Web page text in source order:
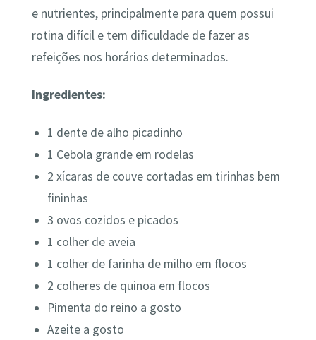
e nutrientes, principalmente para quem possui
rotina difícil e tem dificuldade de fazer as
refeições nos horários determinados.
Ingredientes:
1 dente de alho picadinho
1 Cebola grande em rodelas
2 xícaras de couve cortadas em tirinhas bem
fininhas
3 ovos cozidos e picados
1 colher de aveia
1 colher de farinha de milho em flocos
2 colheres de quinoa em flocos
Pimenta do reino a gosto
Azeite a gosto